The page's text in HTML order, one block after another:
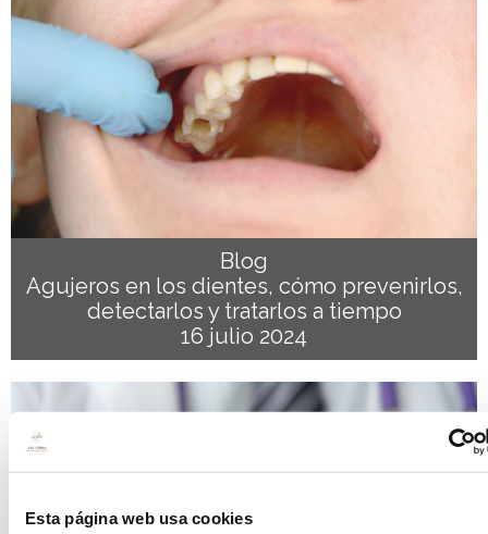
Esta página web usa cookies
Blog
Agujeros en los dientes, cómo prevenirlos,
detectarlos y tratarlos a tiempo
16 julio 2024